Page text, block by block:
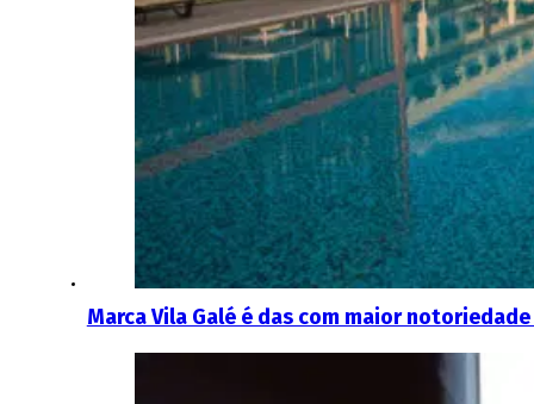
Marca Vila Galé é das com maior